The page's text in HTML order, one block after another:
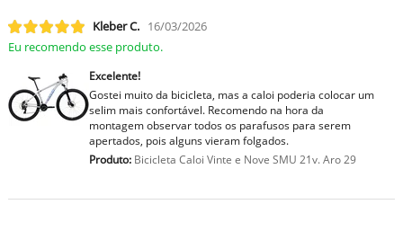
Kleber C. 16/03/2026
Eu recomendo esse produto.
Excelente!
Gostei muito da bicicleta, mas a caloi poderia colocar um
selim mais confortável. Recomendo na hora da
montagem observar todos os parafusos para serem
apertados, pois alguns vieram folgados.
Produto:Bicicleta Caloi Vinte e Nove SMU 21v. Aro 29